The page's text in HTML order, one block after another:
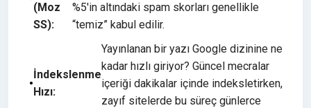
(Moz
SS):
%5'in altındaki spam skorları genellikle
“temiz” kabul edilir.
İndekslenme
Hızı:
Yayınlanan bir yazı Google dizinine ne
kadar hızlı giriyor? Güncel mecralar
içeriği dakikalar içinde indeksletirken,
zayıf sitelerde bu süreç günlerce